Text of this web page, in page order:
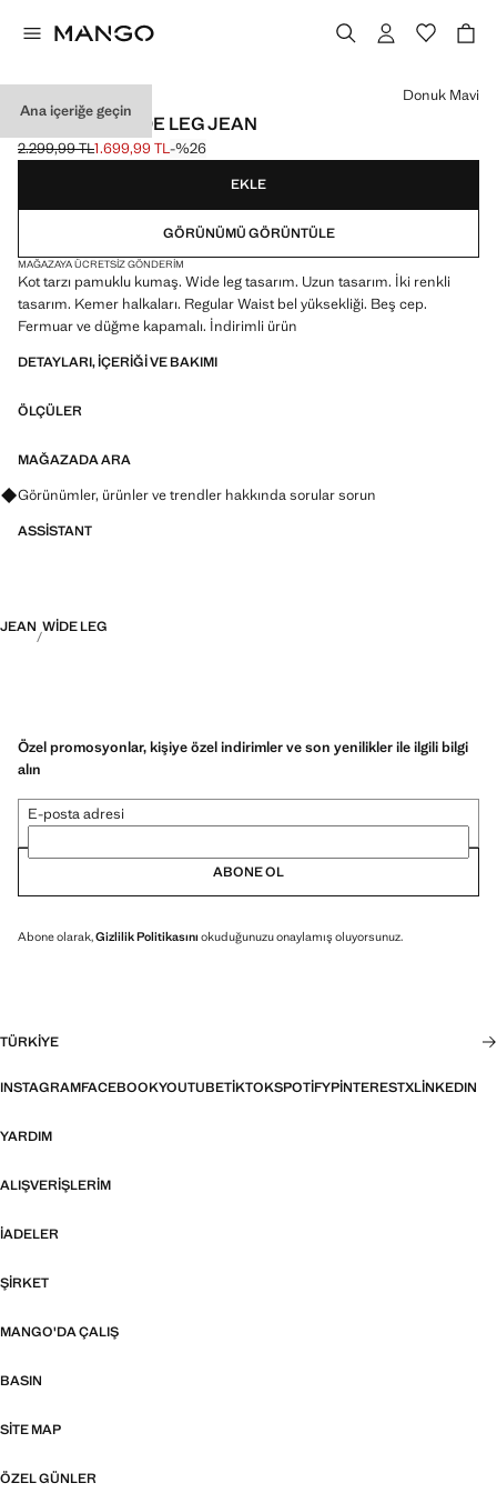
Ana içeriğe geçin
İKI RENKLI WIDE LEG JEAN
Üstü çizili ilk fiyat [2.299,99 TL ]
2.299,99 TL
Güncel fiyat [1.699,99 TL ]
1.699,99 TL-%26
Bir renk seçin
Donuk Mavi
EKLE
GÖRÜNÜMÜ GÖRÜNTÜLE
MAĞAZAYA ÜCRETSIZ GÖNDERIM
Kot tarzı pamuklu kumaş. Wide leg tasarım. Uzun tasarım. İki renkli
tasarım. Kemer halkaları. Regular Waist bel yüksekliği. Beş cep.
Fermuar ve düğme kapamalı. İndirimli ürün
DETAYLARI, IÇERIĞI VE BAKIMI
ÖLÇÜLER
MAĞAZADA ARA
Görünümler, ürünler ve trendler hakkında sorular sorun
ASSISTANT
JEAN WIDE LEG
Özel promosyonlar, kişiye özel indirimler ve son yenilikler ile ilgili bilgi
alın
E-posta adresi
ABONE OL
Abone olarak,Gizlilik Politikasını okuduğunuzu onaylamış oluyorsunuz.
TÜRKIYE
INSTAGRAMFACEBOOKYOUTUBETIKTOKSPOTIFYPINTERESTXLINKEDIN
YARDIM
ALIŞVERIŞLERIM
İADELER
ŞIRKET
MANGO'DA ÇALIŞ
BASIN
SITE MAP
ÖZEL GÜNLER